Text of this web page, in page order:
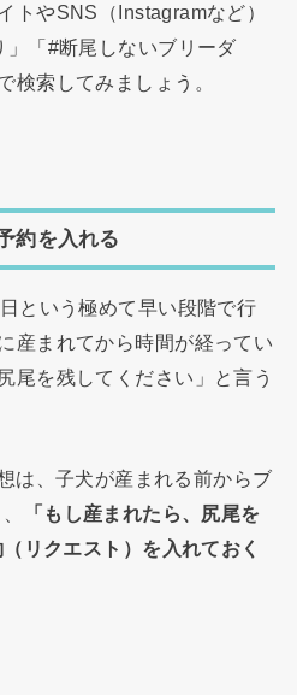
トやSNS（Instagramなど）
「#断尾しないブリーダ
検索してみましょう。
約を入れる
という極めて早い段階で行
産まれてから時間が経ってい
尾を残してください」と言う
は、子犬が産まれる前からブ
「もし産まれたら、尻尾を
リクエスト）を入れておく